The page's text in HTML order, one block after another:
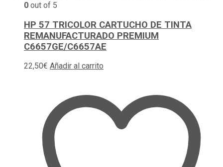
0 out of 5
HP 57 TRICOLOR CARTUCHO DE TINTA
REMANUFACTURADO PREMIUM
C6657GE/C6657AE
22,50€ Añadir al carrito